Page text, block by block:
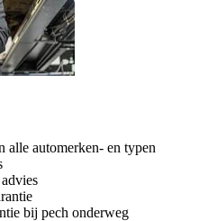
alle automerken- en typen
bij pech onderweg